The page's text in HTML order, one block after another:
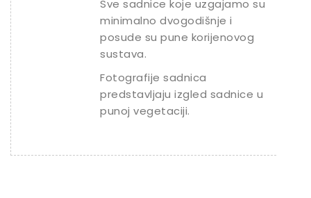
Sve sadnice koje uzgajamo su
minimalno dvogodišnje i
posude su pune korijenovog
sustava.
Fotografije sadnica
predstavljaju izgled sadnice u
punoj vegetaciji.